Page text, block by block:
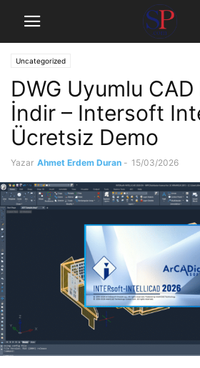
Uncategorized
DWG Uyumlu CAD
İndir – Intersoft
Ücretsiz Demo
Yazar Ahmet Erdem Duran - 15/03/2026